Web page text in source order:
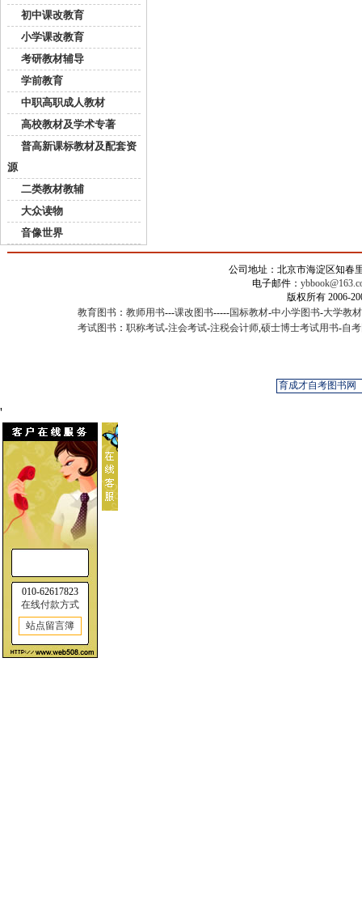
初中课改教育
小学课改教育
考研教材辅导
学前教育
中职高职成人教材
高校教材及学术专著
普高新课标教材及配套资
源
二类教材教辅
大众读物
音像世界
公司地址：北京市海淀区知春
电子邮件：
版权所有 2006-
教育图书 ： 教师用书---课改图书-----国标教材-中小学图书-大学教材
考试图书 ： 职称考试-注会考试-注税会计师,硕士博士考试用书-自
'
010-62617823
在线付款方式
站点留言簿